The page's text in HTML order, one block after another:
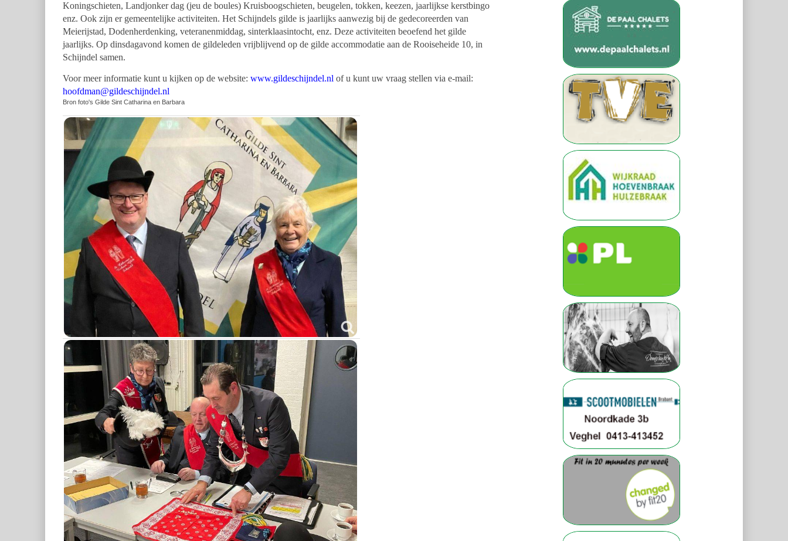
Koningschieten, Landjonker dag (jeu de boules) Kruisboogschieten, beugelen, tokken, keezen, jaarlijkse kerstbingo
enz. Ook zijn er gemeentelijke activiteiten. Het Schijndels gilde is jaarlijks aanwezig bij de gedecoreerden van
Meierijstad, Dodenherdenking, veteranenmiddag, sinterklaasintocht, enz. Deze activiteiten beoefend het gilde
jaarlijks. Op dinsdagavond komen de gildeleden vrijblijvend op de gilde accommodatie aan de Rooiseheide 10, in
Schijndel samen.
Voor meer informatie kunt u kijken op de website: www.gildeschijndel.nl of u kunt uw vraag stellen via e-mail:
hoofdman@gildeschijndel.nl
Bron foto's Gilde Sint Catharina en Barbara